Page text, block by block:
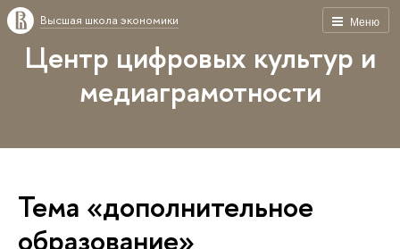
Меню
Высшая школа экономики
Центр цифровых культур и
медиаграмотности
Тема «дополнительное
образование»